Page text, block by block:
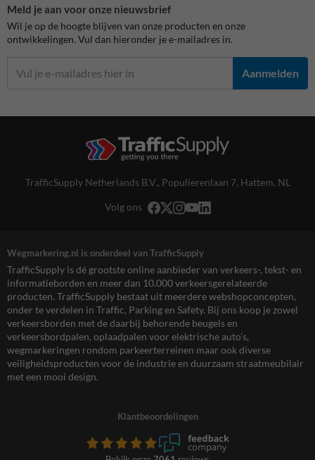
Meld je aan voor onze nieuwsbrief
Wil je op de hoogte blijven van onze producten en onze
ontwikkelingen. Vul dan hieronder je e-mailadres in.
Aanmelden
TrafficSupply Netherlands B.V., Populierenlaan 7, Hattem, NL
Volg ons
Wegmarkering.nl is onderdeel van TrafficSupply
TrafficSupply is dé grootste online aanbieder van verkeers-, tekst- en
informatieborden en meer dan 10.000 verkeersgerelateerde
producten. TrafficSupply bestaat uit meerdere webshopconcepten,
onder te verdelen in Traffic, Parking en Safety. Bij ons koop je zowel
verkeersborden met de daarbij behorende beugels en
verkeersbordpalen, oplaadpalen voor elektrische auto’s,
wegmarkeringen rondom parkeerterreinen maar ook diverse
veiligheidsproducten voor de industrie en duurzaam straatmeubilair
met een mooi design.
Klantbeoordelingen